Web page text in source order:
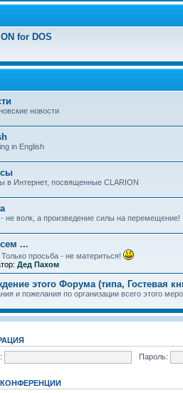
for DOS
новости
in English
в Интернет, посвященные CLARION
- не волк, а произведение силы на перемещение!
...
просьба - не материться!
Дед Пахом
этого Форума (типа, Гостевая
и пожелания по организации всего этого
Пароль: